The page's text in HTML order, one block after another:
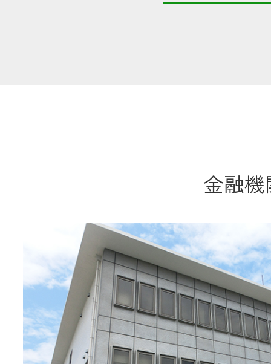
農業
食
JAバンク
JA共済
金融機